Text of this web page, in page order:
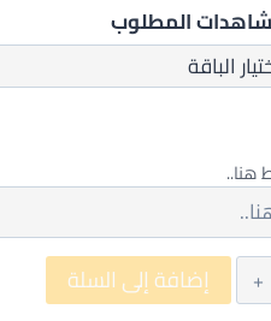
المطلوب
هنا..
إضافة إلى السلة